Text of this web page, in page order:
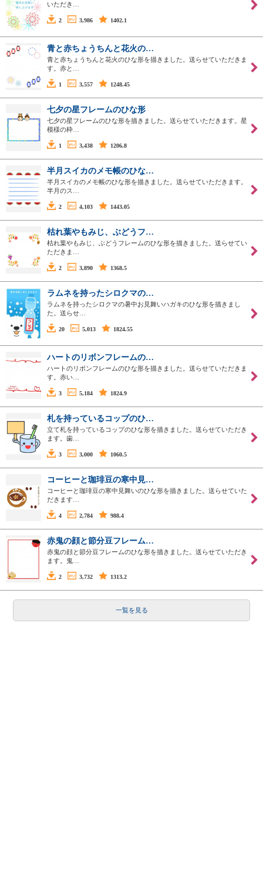
いただき…
2 3,986 1402.1
青と赤ちょうちんと花火の…
青と赤ちょうちんと花火のひな形を描きました。送らせていただきま
す。赤と…
1 3,557 1248.45
七夕の星フレームのひな形
七夕の星フレームのひな形を描きました。送らせていただきます。星
模様の枠…
1 3,438 1206.8
半月スイカのメモ帳のひな…
半月スイカのメモ帳のひな形を描きました。送らせていただきます。
半月のス…
2 4,103 1443.05
枯れ葉やもみじ、ぶどうフ…
枯れ葉やもみじ、ぶどうフレームのひな形を描きました。送らせてい
ただきま…
2 3,890 1368.5
ラムネを持ったシロクマの…
ラムネを持ったシロクマの暑中お見舞いハガキのひな形を描きまし
た。送らせ…
20 5,013 1824.55
ハートのリボンフレームの…
ハートのリボンフレームのひな形を描きました。送らせていただきま
す。赤い…
3 5,184 1824.9
札を持っているコップのひ…
立て札を持っているコップのひな形を描きました。送らせていただき
ます。歯…
3 3,000 1060.5
コーヒーと珈琲豆の寒中見…
コーヒーと珈琲豆の寒中見舞いのひな形を描きました。送らせていた
だきます…
4 2,784 988.4
赤鬼の顔と節分豆フレーム…
赤鬼の顔と節分豆フレームのひな形を描きました。送らせていただき
ます。鬼…
2 3,732 1313.2
一覧を見る